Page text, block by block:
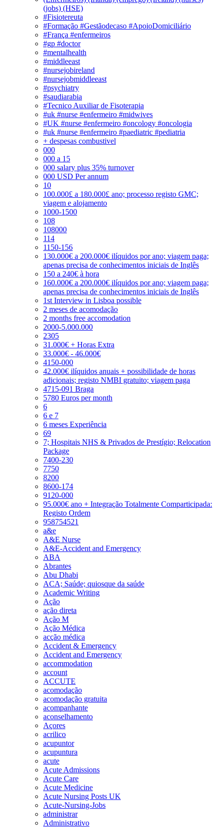
(jobs) (HSE)
#Fisiotereuta
#Formação #Gestãodecaso #ApoioDomiciliário
#França #enfermeiros
#gp #doctor
#mentalhealth
#middleeast
#nursejobireland
#nursejobmiddleeast
#psychiatry
#saudiarabia
#Tecnico Auxiliar de Fisoterapia
#uk #nurse #enfermeiro #midwives
#UK #nurse #enfermeiro #oncology #oncologia
#uk #nurse #enfermeiro #paediatric #pediatria
+ despesas combustivel
000
000 a 15
000 salary plus 35% turnover
000 USD Per annum
10
100.000£ a 180.000£ ano; processo registo GMC;
viagem e alojamento
1000-1500
108
108000
114
1150-156
130.000€ a 200.000€ ilíquidos por ano; viagem paga;
apenas precisa de conhecimentos iniciais de Inglês
150 a 240€ à hora
160.000€ a 200.000€ ilíquidos por ano; viagem paga;
apenas precisa de conhecimentos iniciais de Inglês
1st Interview in Lisboa possible
2 meses de acomodação
2 months free accomodation
2000-5.000.000
2305
31.000€ + Horas Extra
33.000€ - 46.000€
4150-000
42.000€ ilíquidos anuais + possibilidade de horas
adicionais; registo NMBI gratuito; viagem paga
4715-091 Braga
5780 Euros per month
6
6 e 7
6 meses Experiência
69
7; Hospitais NHS & Privados de Prestígio; Relocation
Package
7400-230
7750
8200
8600-174
9120-000
95.000€ ano + Integração Totalmente Comparticipada:
Registo Ordem
958754521
a&e
A&E Nurse
A&E-Accident and Emergency
ABA
Abrantes
Abu Dhabi
ACA; Saúde; quiosque da saúde
Academic Writing
Ação
ação direta
Ação M
Ação Médica
acção médica
Accident & Emergency
Accident and Emergency
accommodation
account
ACCUTE
acomodação
acomodação gratuita
acompanhante
aconselhamento
Açores
acrilico
acupuntor
acupuntura
acute
Acute Admissions
Acute Care
Acute Medicine
Acute Nursing Posts UK
Acute-Nursing-Jobs
administrar
Administrativo